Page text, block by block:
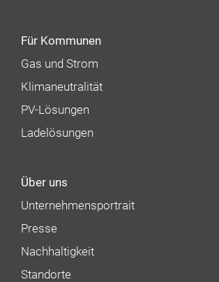
Für Kommunen
Gas und Strom
Klimaneutralität
PV-Lösungen
Ladelösungen
Über uns
Unternehmens­portrait
Presse
Nachhaltigkeit
Standorte